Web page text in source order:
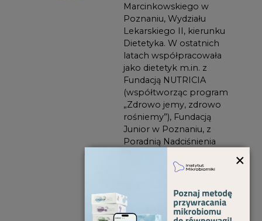
Marcinkowskiego w
Poznaniu, Wydziału
Lekarskiego II, kierunku
Dietetyka. W ostatnich
latach współpracowała
jako dietetyk m.in. z
Fundacją NUTRICIA
(współtworząc program
„Zdrowo jemy, zdrowo
rośniemy”), Fundacją
Junior w Poznaniu, z
Poradnią Nadciśnienia
Zaburzeń Metabolicznych
medycyny estetycznej
Monalisa oraz Centrum
Sportu i Rekreacji
×